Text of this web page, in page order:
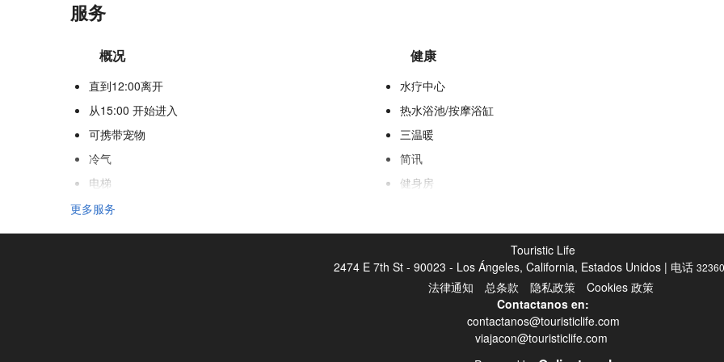
服务
概况
直到12:00离开
从15:00 开始进入
可携带宠物
冷气
电梯
残疾人专用入口
不吸烟房
健康
水疗中心
热水浴池/按摩浴缸
三温暖
简讯
健身房
食品与饮品
更多服务
Touristic Life
2474 E 7th St - 90023 - Los Ángeles, California, Estados Unidos | 电话
法律通知 总条款 隐私政策
Cookies 政策
Contactanos en:
contactanos@touristiclife.com
viajacon@touristiclife.com